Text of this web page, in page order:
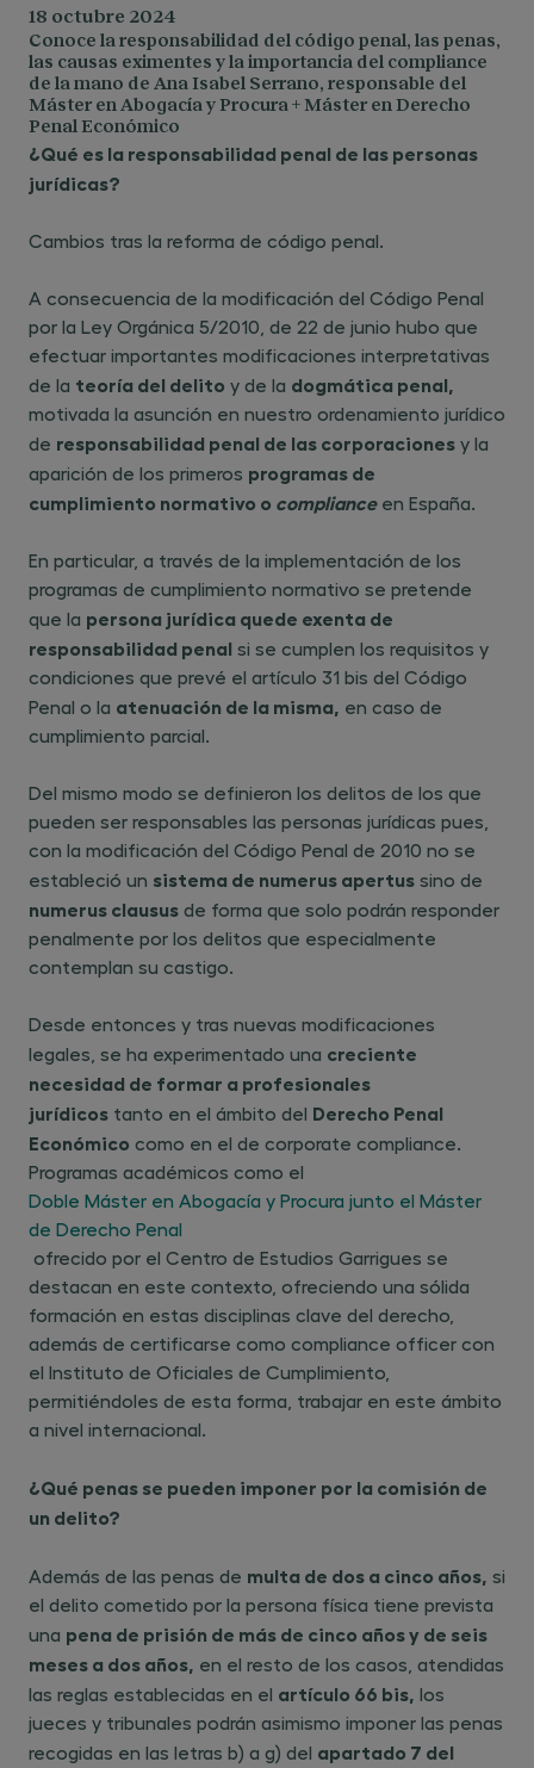
18 octubre 2024
Conoce la responsabilidad del código penal, las penas,
las causas eximentes y la importancia del compliance
de la mano de Ana Isabel Serrano, responsable del
Máster en Abogacía y Procura + Máster en Derecho
Penal Económico
¿Qué es la responsabilidad penal de las personas
jurídicas?
Cambios tras la reforma de código penal.
A consecuencia de la modificación del Código Penal
por la Ley Orgánica 5/2010, de 22 de junio hubo que
efectuar importantes modificaciones interpretativas
de la teoría del delito y de la dogmática penal,
motivada la asunción en nuestro ordenamiento jurídico
de responsabilidad penal de las corporaciones y la
aparición de los primeros programas de
cumplimiento normativo o compliance en España.
En particular, a través de la implementación de los
programas de cumplimiento normativo se pretende
que la persona jurídica quede exenta de
responsabilidad penal si se cumplen los requisitos y
condiciones que prevé el artículo 31 bis del Código
Penal o la atenuación de la misma, en caso de
cumplimiento parcial.
Del mismo modo se definieron los delitos de los que
pueden ser responsables las personas jurídicas pues,
con la modificación del Código Penal de 2010 no se
estableció un sistema de numerus apertus sino de
numerus clausus de forma que solo podrán responder
penalmente por los delitos que especialmente
contemplan su castigo.
Desde entonces y tras nuevas modificaciones
legales, se ha experimentado una creciente
necesidad de formar a profesionales
jurídicos tanto en el ámbito del Derecho Penal
Económico como en el de corporate compliance.
Programas académicos como el
Doble Máster en Abogacía y Procura junto el Máster
de Derecho Penal
ofrecido por el Centro de Estudios Garrigues se
destacan en este contexto, ofreciendo una sólida
formación en estas disciplinas clave del derecho,
además de certificarse como compliance officer con
el Instituto de Oficiales de Cumplimiento,
permitiéndoles de esta forma, trabajar en este ámbito
a nivel internacional.
¿Qué penas se pueden imponer por la comisión de
un delito?
Además de las penas de multa de dos a cinco años, si
el delito cometido por la persona física tiene prevista
una pena de prisión de más de cinco años y de seis
meses a dos años, en el resto de los casos, atendidas
las reglas establecidas en el artículo 66 bis, los
jueces y tribunales podrán asimismo imponer las penas
recogidas en las letras b) a g) del ​ apartado 7 del